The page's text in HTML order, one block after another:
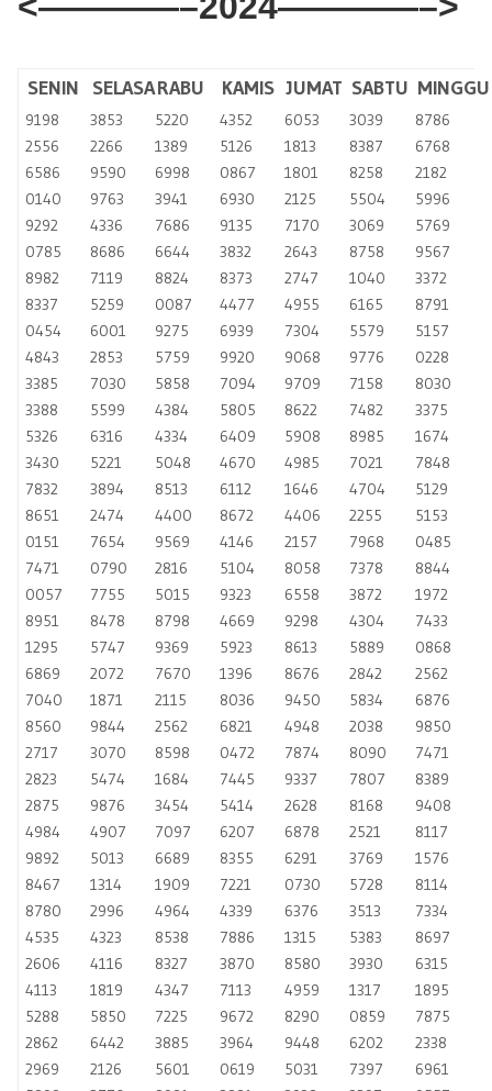
SENIN SELASARABU KAMIS JUMAT SABTU MINGGU
9198 3853 5220 4352 6053 3039
8786
2556
2266 1389 5126 1813 8387
6768
6586
9590 6998 0867 1801 8258
2182
0140
9763 3941 6930 2125 5504
5996
9292
4336 7686 9135 7170 3069
5769
0785
8686 6644 3832 2643 8758
9567
8982
7119 8824 8373 2747 1040
3372
8337
5259 0087 4477 4955 6165
8791
0454
6001 9275 6939 7304 5579
5157
4843
2853 5759 9920 9068 9776
0228
3385
7030 5858 7094 9709 7158
8030
3388
5599 4384 5805 8622 7482
3375
5326
6316 4334 6409 5908 8985
1674
3430
5221 5048 4670 4985 7021
7848
7832
3894 8513 6112 1646 4704
5129
8651
2474 4400 8672 4406 2255
5153
0151
7654 9569 4146 2157 7968
0485
7471
0790 2816 5104 8058 7378
8844
0057
7755 5015 9323 6558 3872
1972
8951
8478 8798 4669 9298 4304
7433
1295
5747 9369 5923 8613 5889
0868
6869
2072 7670 1396 8676 2842
2562
7040
1871 2115 8036 9450 5834
6876
8560
9844 2562 6821 4948 2038
9850
2717
3070 8598 0472 7874 8090
7471
2823
5474 1684 7445 9337 7807
8389
2875
9876 3454 5414 2628 8168
9408
4984
4907 7097 6207 6878 2521
8117
9892
5013 6689 8355 6291 3769
1576
8467
1314 1909 7221 0730 5728
8114
8780
2996 4964 4339 6376 3513
7334
4535
4323 8538 7886 1315 5383
8697
2606
4116 8327 3870 8580 3930
6315
4113
1819 4347 7113 4959 1317
1895
5288
5850 7225 9672 8290 0859
7875
2862
6442 3885 3964 9448 6202
2338
2969
2126 5601 0619 5031 7397
6961